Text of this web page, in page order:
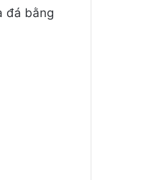
đá bằng